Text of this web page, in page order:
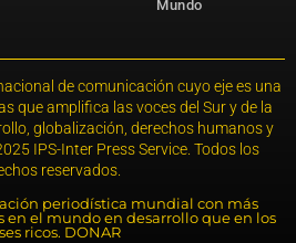
Mundo
de comunicación cuyo eje es una
que amplifica las voces del Sur y de la
globalización, derechos humanos y
IPS-Inter Press Service. Todos los
reservados.
periodística mundial con más
en el mundo en desarrollo que en los
ricos. DONAR